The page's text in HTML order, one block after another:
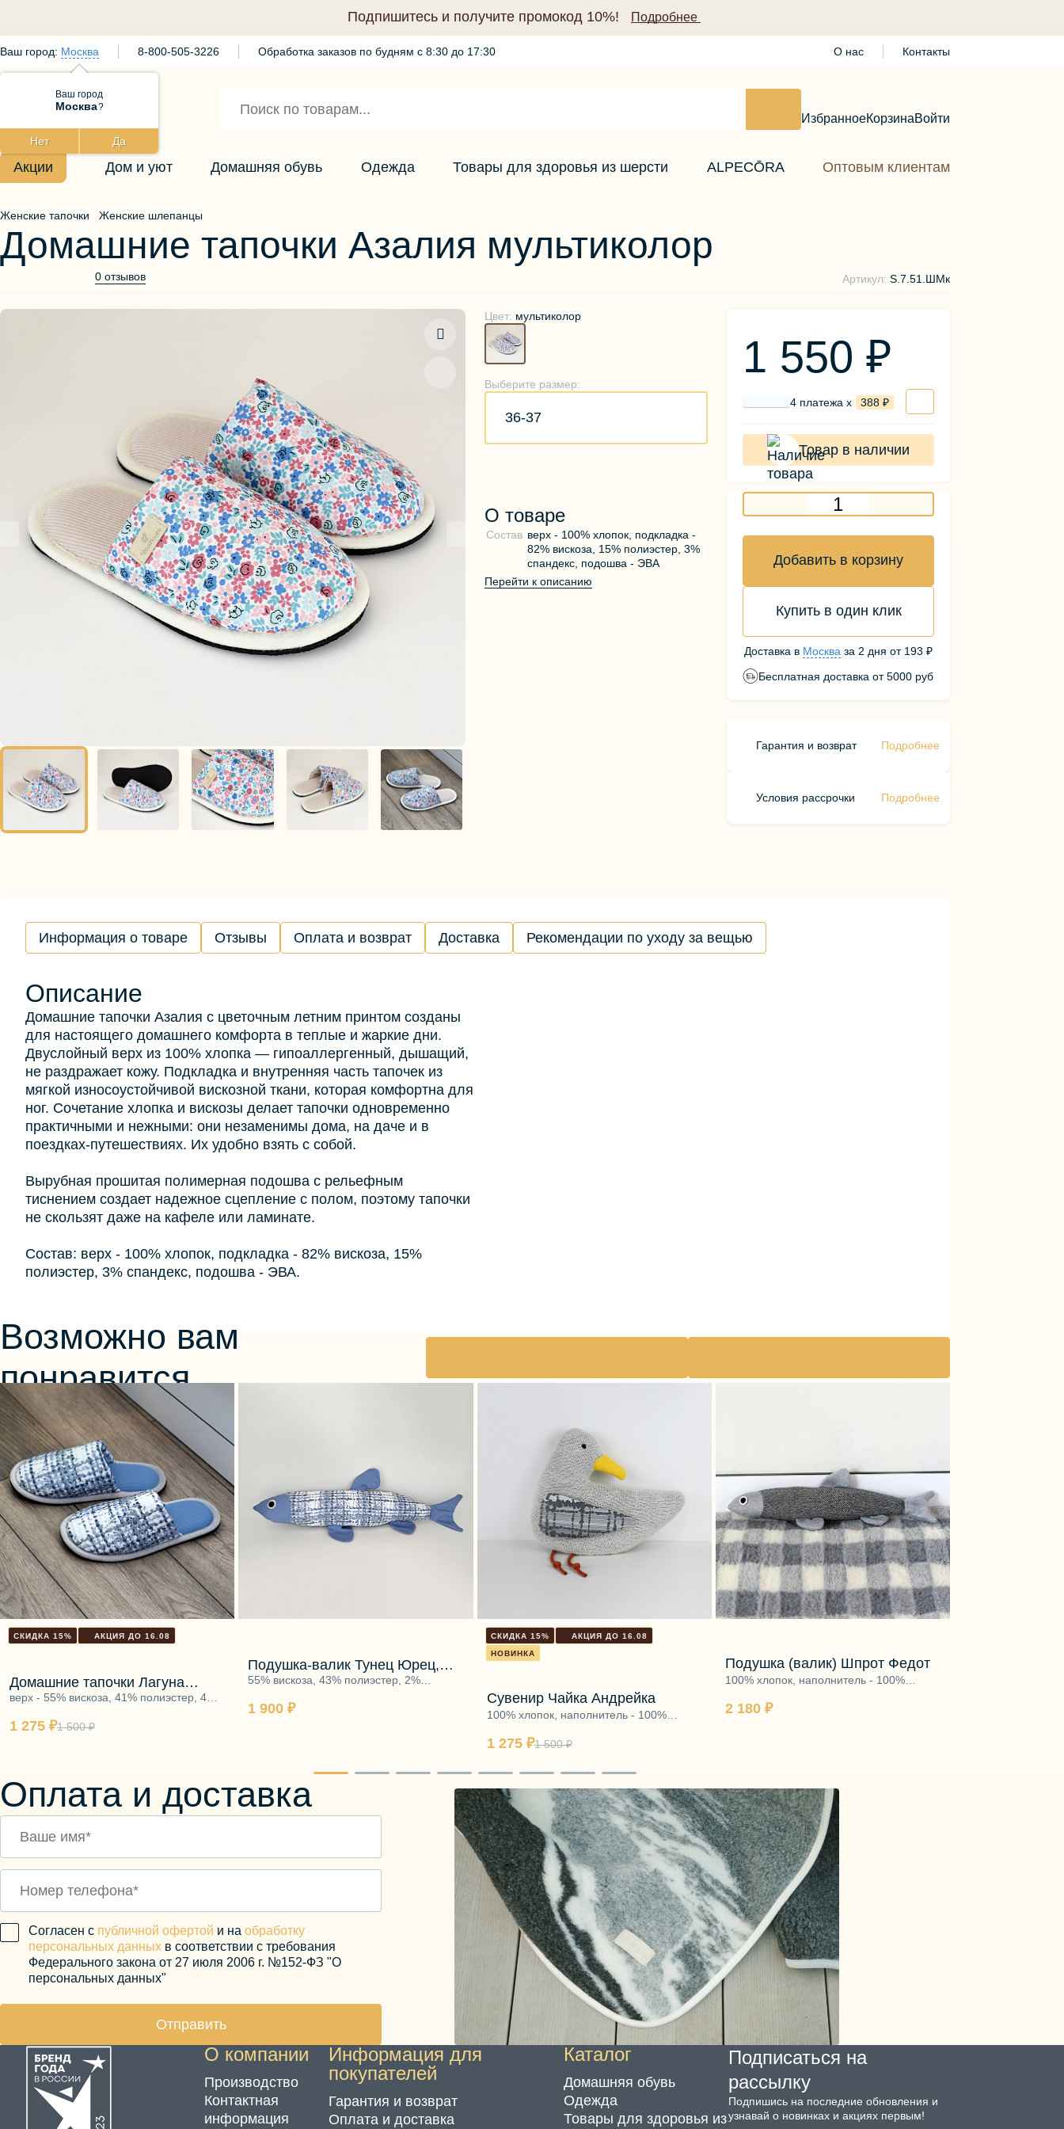
Подпишитесь и получите промокод 10%! Подробнее
Ваш город: Москва
Ваш город
Москва?
Нет Да
8-800-505-3226 Обработка заказов по будням с 8:30 до 17:30 О нас Контакты
ИзбранноеКорзинаВойти
Акции Дом и уют Домашняя обувь Одежда Товары для здоровья из шерсти ALPECŌRA Оптовым клиентам
Женские тапочки Женские шлепанцы
Домашние тапочки Азалия мультиколор
0 отзывов Артикул: S.7.51.ШМк
Цвет: мультиколор
Выберите размер:
36-37
О товаре
Состав верх - 100% хлопок, подкладка -
82% вискоза, 15% полиэстер, 3%
спандекс, подошва - ЭВА
Перейти к описанию
1 550 ₽
4 платежа х 388 ₽
Товар в наличии
Добавить в корзину
Купить в один клик
Доставка в Москва за 2 дня от 193 ₽
Бесплатная доставка от 5000 руб
Гарантия и возврат Подробнее
Условия рассрочки Подробнее
Информация о товаре Отзывы Оплата и возврат Доставка Рекомендации по уходу за вещью
Описание
Домашние тапочки Азалия с цветочным летним принтом созданы
для настоящего домашнего комфорта в теплые и жаркие дни.
Двуслойный верх из 100% хлопка — гипоаллергенный, дышащий,
не раздражает кожу. Подкладка и внутренняя часть тапочек из
мягкой износоустойчивой вискозной ткани, которая комфортна для
ног. Сочетание хлопка и вискозы делает тапочки одновременно
практичными и нежными: они незаменимы дома, на даче и в
поездках-путешествиях. Их удобно взять с собой.
Вырубная прошитая полимерная подошва с рельефным
тиснением создает надежное сцепление с полом, поэтому тапочки
не скользят даже на кафеле или ламинате.
Состав: верх - 100% хлопок, подкладка - 82% вискоза, 15%
полиэстер, 3% спандекс, подошва - ЭВА.
Возможно вам
понравится
СКИДКА 15% АКЦИЯ ДО 16.08
1 275 ₽1 500 ₽
Домашние тапочки Лагуна
голубой
верх - 55% вискоза, 41% полиэстер, 4%
8%эластан,подошва ЭВА
1 900 ₽
Подушка-валик Тунец Юрец,
синий
55% вискоза, 43% полиэстер, 2%
СКИДКА 15%
АКЦИЯ ДО 16.08
НОВИНКА
1 275 ₽1 500 ₽
Сувенир Чайка Андрейка
100% хлопок, наполнитель - 100%
2 180 ₽
Подушка (валик) Шпрот Федот
100% хлопок, наполнитель - 100%
Оплата и доставка
Согласен с публичной офертой и на обработку
персональных данных в соответствии с требования
Федерального закона от 27 июля 2006 г. №152-ФЗ "О
персональных данных"
Отправить
О компании
Производство
Контактная
информация
Информация для
покупателей
Гарантия и возврат
Оплата и доставка
Каталог
Домашняя обувь
Одежда
Товары для здоровья из
Подписаться на
рассылку
Подпишись на последние обновления и
узнавай о новинках и акциях первым!